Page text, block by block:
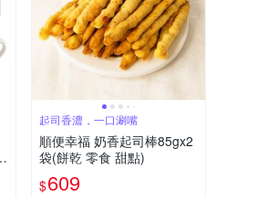
起司香濃，一口涮嘴
順便幸福 奶香起司棒85gx2
袋(餅乾 零食 甜點)
$609